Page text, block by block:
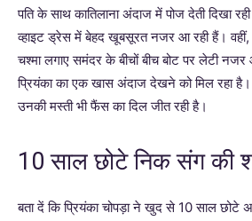
पति के साथ कातिलाना अंदाज में पोज देती दिखा
व्हाइट ड्रेस में बेहद खूबसूरत नजर आ रही हैं। वहीं,
चश्मा लगाए समंदर के बीचों बीच बोट पर लेटी
प्रियंका का एक खास अंदाज देखने को मिल रहा
उनकी मस्ती भी फैंस का दिल जीत रही है।
10 साल छोटे निक संग की
बता दें कि प्रियंका चोपड़ा ने खुद से 10 साल छोटे